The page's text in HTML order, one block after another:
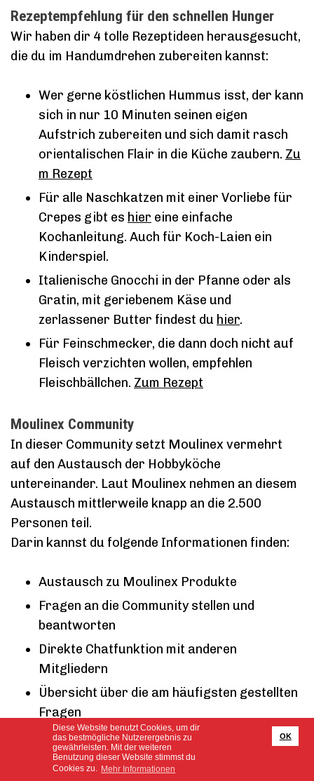
Diese Website benutzt Cookies, um dir
das bestmögliche Nutzerergebnis zu
gewährleisten. Mit der weiteren
Benutzung dieser Website stimmst du
Cookies zu. Mehr Informationen
OK
Rezeptempfehlung für den schnellen Hunger
Wir haben dir 4 tolle Rezeptideen herausgesucht,
die du im Handumdrehen zubereiten kannst:
Wer gerne köstlichen Hummus isst, der kann
sich in nur 10 Minuten seinen eigen
Aufstrich zubereiten und sich damit rasch
orientalischen Flair in die Küche zaubern. Zu
m Rezept
Für alle Naschkatzen mit einer Vorliebe für
Crepes gibt es hier eine einfache
Kochanleitung. Auch für Koch-Laien ein
Kinderspiel.
Italienische Gnocchi in der Pfanne oder als
Gratin, mit geriebenem Käse und
zerlassener Butter findest du hier.
Für Feinschmecker, die dann doch nicht auf
Fleisch verzichten wollen, empfehlen
Fleischbällchen. Zum Rezept
Moulinex Community
In dieser Community setzt Moulinex vermehrt
auf den Austausch der Hobbyköche
untereinander. Laut Moulinex nehmen an diesem
Austausch mittlerweile knapp an die 2.500
Personen teil.
Darin kannst du folgende Informationen finden:
Austausch zu Moulinex Produkte
Fragen an die Community stellen und
beantworten
Direkte Chatfunktion mit anderen
Mitgliedern
Übersicht über die am häufigsten gestellten
Fragen
Für jeden Hobbykoch, der sich gerne über
Moulinex Produkte oder Rezepte austauschen
möchte, ist das auf jeden Fall eine gute Plattform,